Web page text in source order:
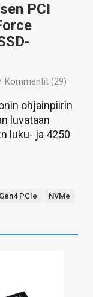
PCI
Kommentit (29)
ohjainpiirin
luvataan
luku- ja 4250
PCIe
NVMe